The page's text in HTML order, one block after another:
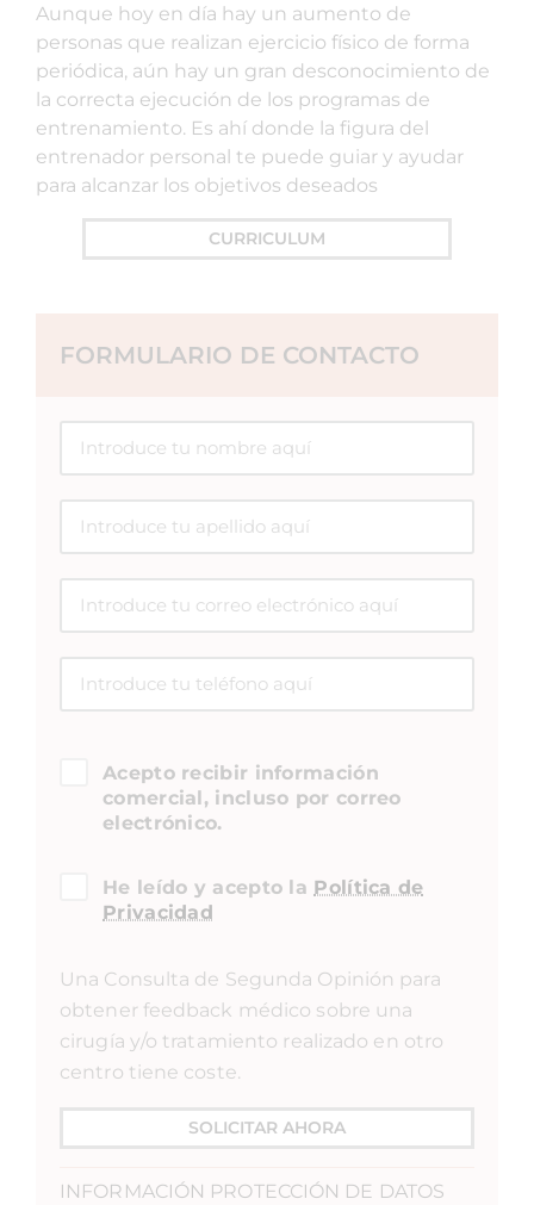
Aunque hoy en día hay un aumento de
personas que realizan ejercicio físico de forma
periódica, aún hay un gran desconocimiento de
la correcta ejecución de los programas de
entrenamiento. Es ahí donde la figura del
entrenador personal te puede guiar y ayudar
para alcanzar los objetivos deseados
CURRICULUM
FORMULARIO DE CONTACTO
Acepto recibir información
comercial, incluso por correo
electrónico.
He leído y acepto la Política de
Privacidad
Una Consulta de Segunda Opinión para
obtener feedback médico sobre una
cirugía y/o tratamiento realizado en otro
centro tiene coste.
SOLICITAR AHORA
INFORMACIÓN PROTECCIÓN DE DATOS